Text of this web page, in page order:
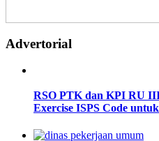
Advertorial
RSO PTK dan KPI RU
Exercise ISPS Code